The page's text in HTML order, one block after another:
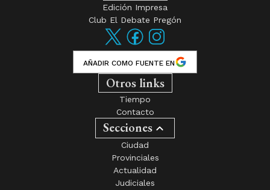
Edición Impresa
Club El Debate Pregón
AÑADIR COMO FUENTE EN
Otros links
Tiempo
Contacto
Secciones
Ciudad
Provinciales
Actualidad
Judiciales